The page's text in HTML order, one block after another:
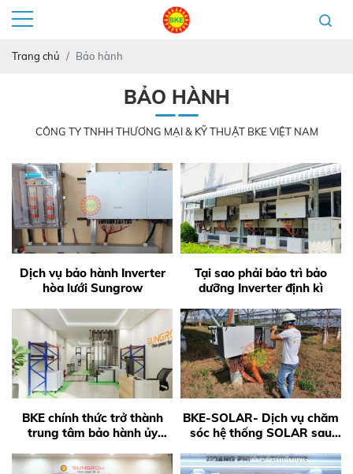
Trang chủ Bảo hành
BẢO HÀNH
CÔNG TY TNHH THƯƠNG MẠI & KỸ THUẬT BKE VIỆT NAM
Dịch vụ bảo hành Inverter
hòa lưới Sungrow
Tại sao phải bảo trì bảo
dưỡng Inverter định kì
BKE chính thức trở thành
trung tâm bảo hành ủy
Nam
BKE-SOLAR- Dịch vụ chăm
sóc hệ thống SOLAR sau